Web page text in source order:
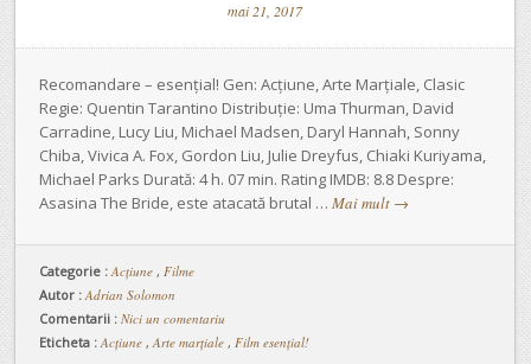
mai 21, 2017
Recomandare – esențial! Gen: Acțiune, Arte Marțiale, Clasic
Regie: Quentin Tarantino Distribuție: Uma Thurman, David
Carradine, Lucy Liu, Michael Madsen, Daryl Hannah, Sonny
Chiba, Vivica A. Fox, Gordon Liu, Julie Dreyfus, Chiaki Kuriyama,
Michael Parks Durată: 4 h. 07 min. Rating IMDB: 8.8 Despre:
Asasina The Bride, este atacată brutal … Mai mult →
Categorie :Acţiune , Filme
Autor : Adrian Solomon
Comentarii : Nici un comentariu
Eticheta : Acțiune ,Arte marțiale , Film esențial!